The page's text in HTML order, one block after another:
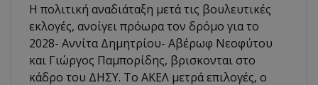
Η πολιτική αναδιάταξη μετά τις βουλευτικές
εκλογές, ανοίγει πρόωρα τον δρόμο για το
2028- Αννίτα Δημητρίου- Αβέρωφ Νεοφύτου
και Γιώργος Παμπορίδης, βρισκονται στο
κάδρο του ΔΗΣΥ. Το ΑΚΕΛ μετρά επιλογές, ο